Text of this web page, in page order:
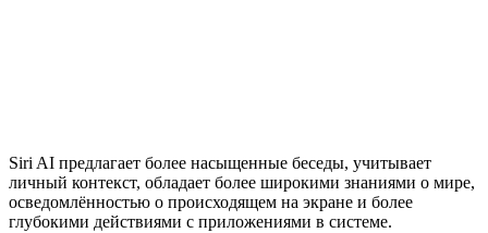
Siri AI предлагает более насыщенные беседы, учитывает
личный контекст, обладает более широкими знаниями о мире,
осведомлённостью о происходящем на экране и более
глубокими действиями с приложениями в системе.